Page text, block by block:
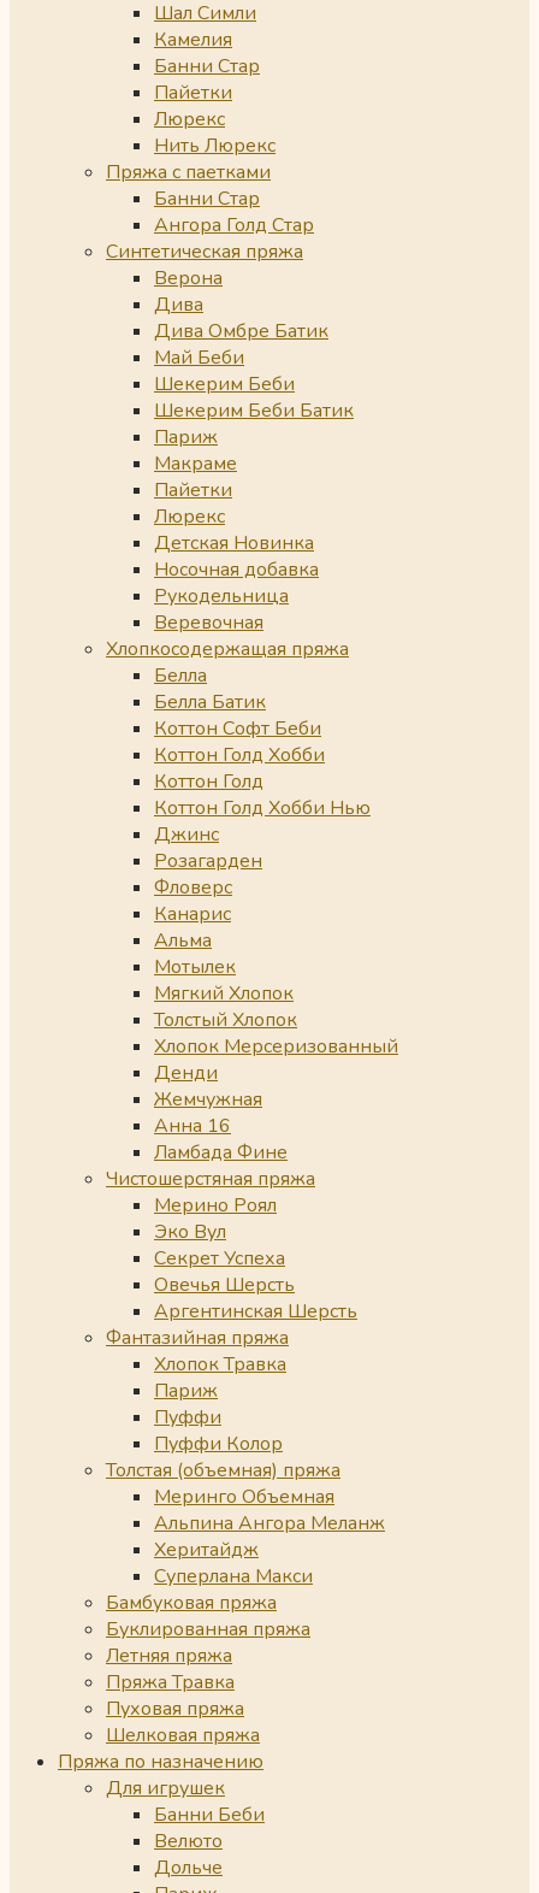
Шал Симли
Камелия
Банни Стар
Пайетки
Люрекс
Нить Люрекс
Пряжа с паетками
Банни Стар
Ангора Голд Стар
Синтетическая пряжа
Верона
Дива
Дива Омбре Батик
Май Беби
Шекерим Беби
Шекерим Беби Батик
Париж
Макраме
Пайетки
Люрекс
Детская Новинка
Носочная добавка
Рукодельница
Веревочная
Хлопкосодержащая пряжа
Белла
Белла Батик
Коттон Софт Беби
Коттон Голд Хобби
Коттон Голд
Коттон Голд Хобби Нью
Джинс
Розагарден
Фловерс
Канарис
Альма
Мотылек
Мягкий Хлопок
Толстый Хлопок
Хлопок Мерсеризованный
Денди
Жемчужная
Анна 16
Ламбада Фине
Чистошерстяная пряжа
Мерино Роял
Эко Вул
Секрет Успеха
Овечья Шерсть
Аргентинская Шерсть
Фантазийная пряжа
Хлопок Травка
Париж
Пуффи
Пуффи Колор
Толстая (объемная) пряжа
Меринго Объемная
Альпина Ангора Меланж
Херитайдж
Суперлана Макси
Бамбуковая пряжа
Буклированная пряжа
Летняя пряжа
Пряжа Травка
Пуховая пряжа
Шелковая пряжа
Пряжа по назначению
Для игрушек
Банни Беби
Велюто
Дольче